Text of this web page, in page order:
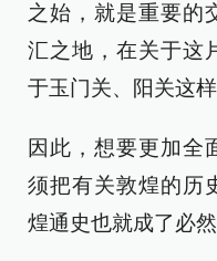
之始，就是重要的
汇之地，在关于这
于玉门关、阳关这
因此，想要更加全
须把有关敦煌的历
煌通史也就成了必然